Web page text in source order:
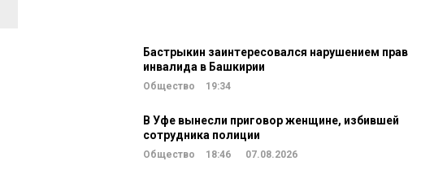
Бастрыкин заинтересовался нарушением прав
инвалида в Башкирии
Общество 19:34
В Уфе вынесли приговор женщине, избившей
сотрудника полиции
Общество 18:46 07.08.2026